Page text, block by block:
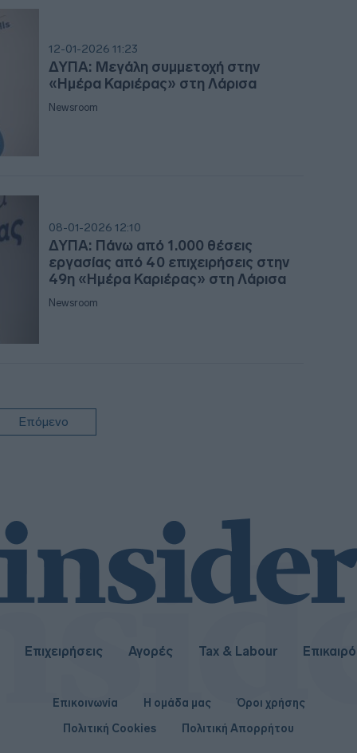
12-01-2026 11:23
ΔΥΠΑ: Μεγάλη συμμετοχή στην
«Ημέρα Καριέρας» στη Λάρισα
Newsroom
08-01-2026 12:10
ΔΥΠΑ: Πάνω από 1.000 θέσεις
εργασίας από 40 επιχειρήσεις στην
49η «Ημέρα Καριέρας» στη Λάρισα
Newsroom
Επόμενο
Επιχειρήσεις Αγορές Tax & Labour
Επικοινωνία Η ομάδα μας
Όροι χρήσης
Πολιτική Cookies
Πολιτική Απορρήτου